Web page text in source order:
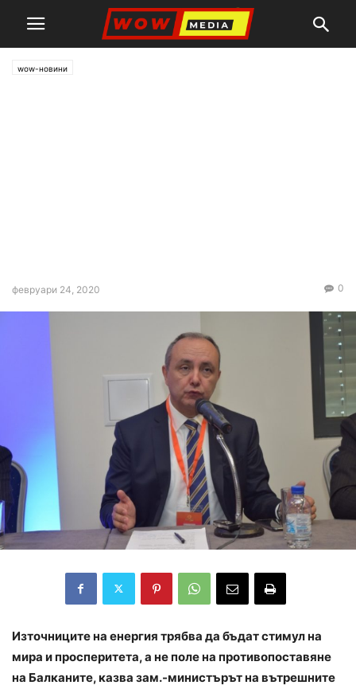
wow-новини
февруари 24, 2020 0
Източниците на енергия трябва да бъдат стимул на
мира и просперитета, а не поле на противопоставяне
на Балканите, казва зам.-министърът на вътрешните